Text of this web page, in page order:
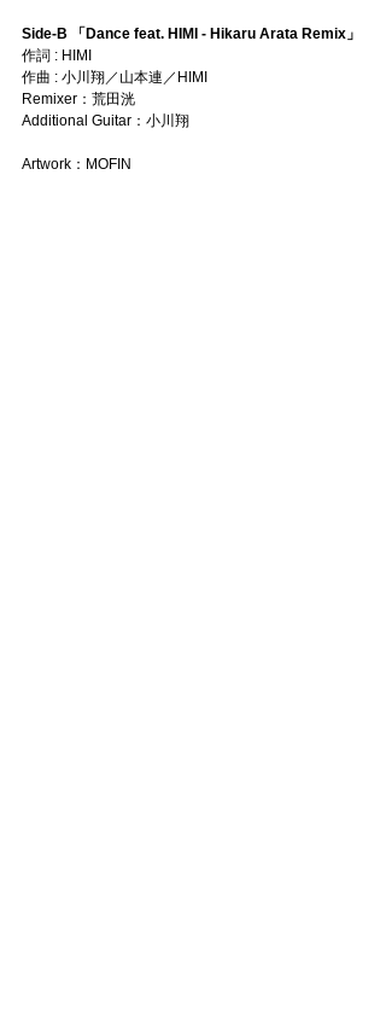
Side-B 「Dance feat. HIMI - Hikaru Arata Remix」
作詞 : HIMI
作曲 : 小川翔／山本連／HIMI
Remixer：荒田洸
Additional Guitar：小川翔
Artwork：MOFIN